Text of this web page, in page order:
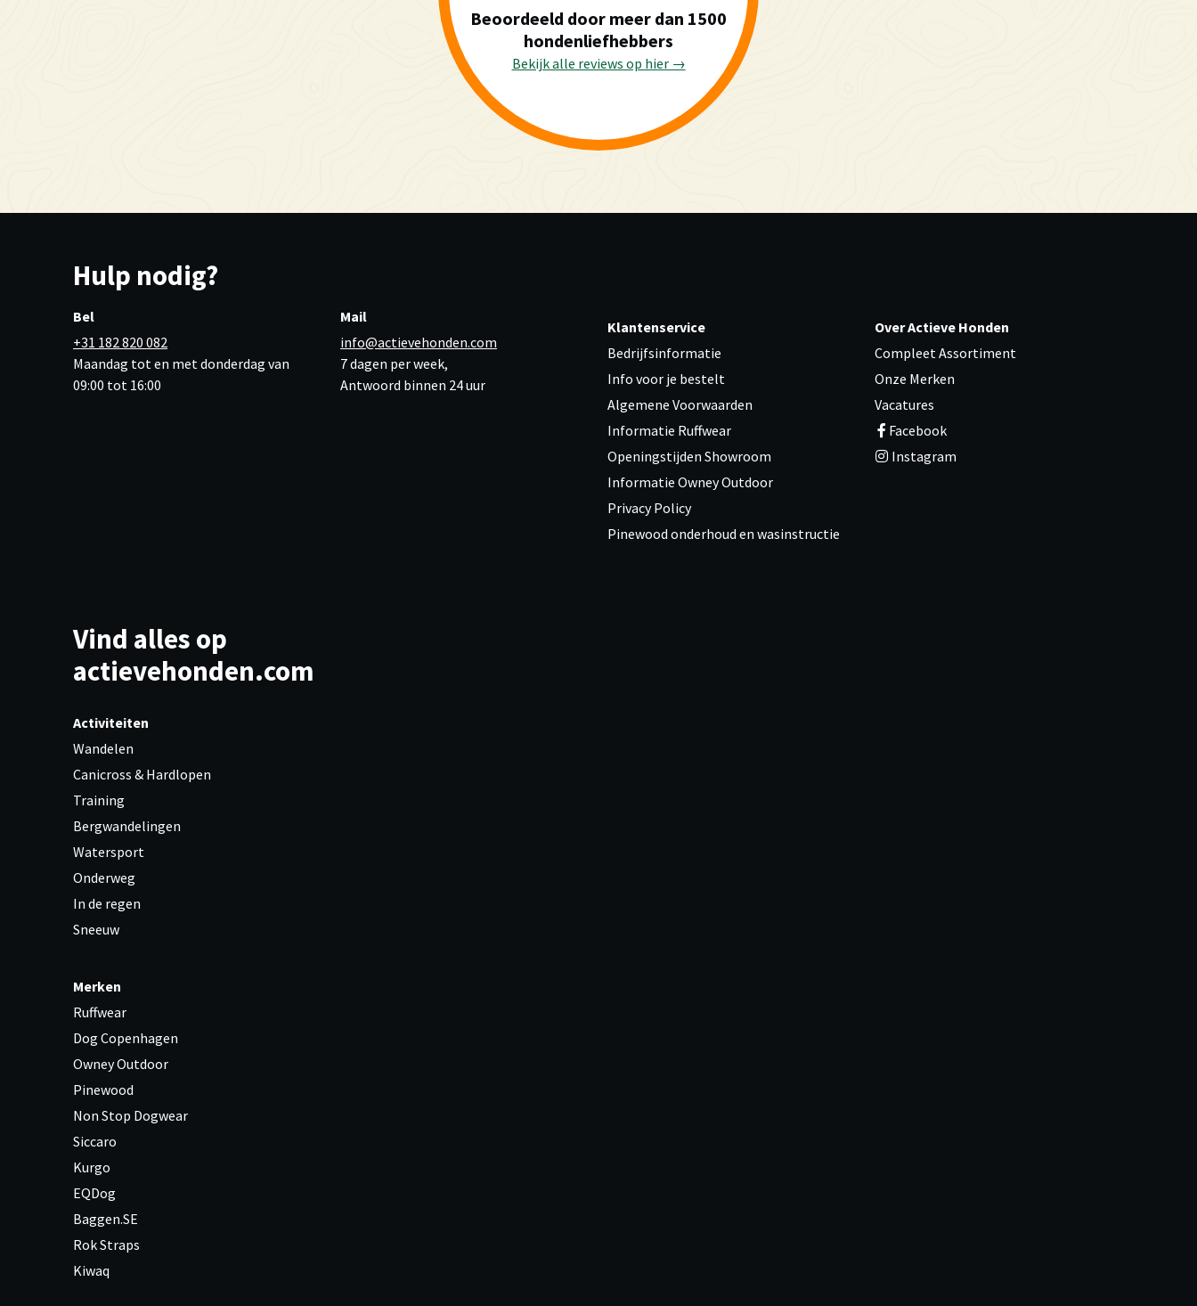
Beoordeeld door meer dan 1500
hondenliefhebbers
Bekijk alle reviews op hier →
Hulp nodig?
Bel
+31 182 820 082
Maandag tot en met donderdag van
09:00 tot 16:00
Mail
info@actievehonden.com
7 dagen per week,
Antwoord binnen 24 uur
Klantenservice
Bedrijfsinformatie
Info voor je bestelt
Algemene Voorwaarden
Informatie Ruffwear
Openingstijden Showroom
Informatie Owney Outdoor
Privacy Policy
Pinewood onderhoud en wasinstructie
Over Actieve Honden
Compleet Assortiment
Onze Merken
Vacatures
Facebook
Instagram
Vind alles op
actievehonden.com
Activiteiten
Wandelen
Canicross & Hardlopen
Training
Bergwandelingen
Watersport
Onderweg
In de regen
Sneeuw
Merken
Ruffwear
Dog Copenhagen
Owney Outdoor
Pinewood
Non Stop Dogwear
Siccaro
Kurgo
EQDog
Baggen.SE
Rok Straps
Kiwaq